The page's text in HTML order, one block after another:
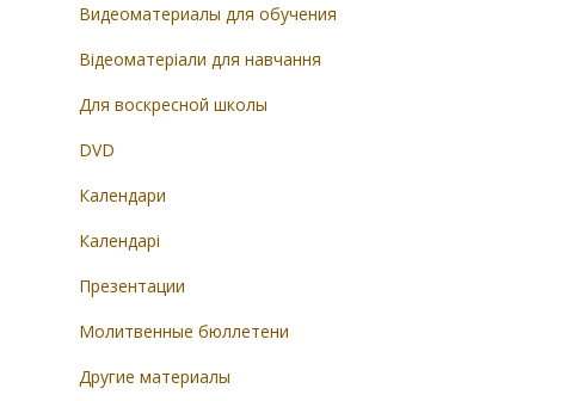
Видеоматериалы для обучения
Відеоматеріали для навчання
Для воскресной школы
DVD
Календари
Календарі
Презентации
Молитвенные бюллетени
Другие материалы